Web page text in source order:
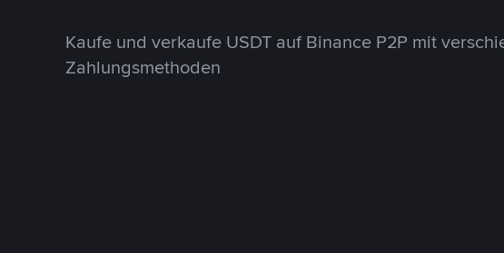
Kaufe und verkaufe USDT auf Binance P2P mit
Zahlungsmethoden